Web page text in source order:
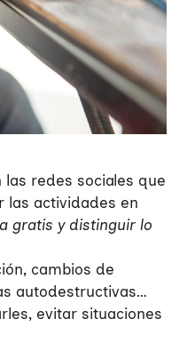
las redes sociales que
las actividades en
gratis y distinguir lo
cambios de
autodestructivas…
evitar situaciones